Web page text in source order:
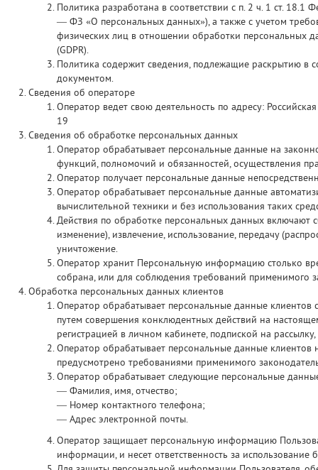
Политика разработана в соответствии с п. 2 ч. 1 ст.
— ФЗ «О персональных данных»), а также с учетом
физических лиц в отношении обработки персональных
(GDPR).
Политика содержит сведения, подлежащие раскрытию в
документом.
Сведения об операторе
Оператор ведет свою деятельность по адресу:
19
Сведения об обработке персональных данных
Оператор обрабатывает персональные данные на
функций, полномочий и обязанностей, осуществления
Оператор получает персональные данные
Оператор обрабатывает персональные данные
вычислительной техники и без использования таких
Действия по обработке персональных данных включают
изменение), извлечение, использование, передачу
уничтожение.
Оператор хранит Персональную информацию столько
собрана, или для соблюдения требований применимого
Обработка персональных данных клиентов
Оператор обрабатывает персональные данные клиентов
путем совершения конклюдентных действий на
регистрацией в личном кабинете, подпиской на
Оператор обрабатывает персональные данные
предусмотрено требованиями применимого
Оператор обрабатывает следующие персональные
— Фамилия, имя, отчество;
— Номер контактного телефона;
— Адрес электронной почты.
Оператор защищает персональную информацию
информации, и несет ответственность за